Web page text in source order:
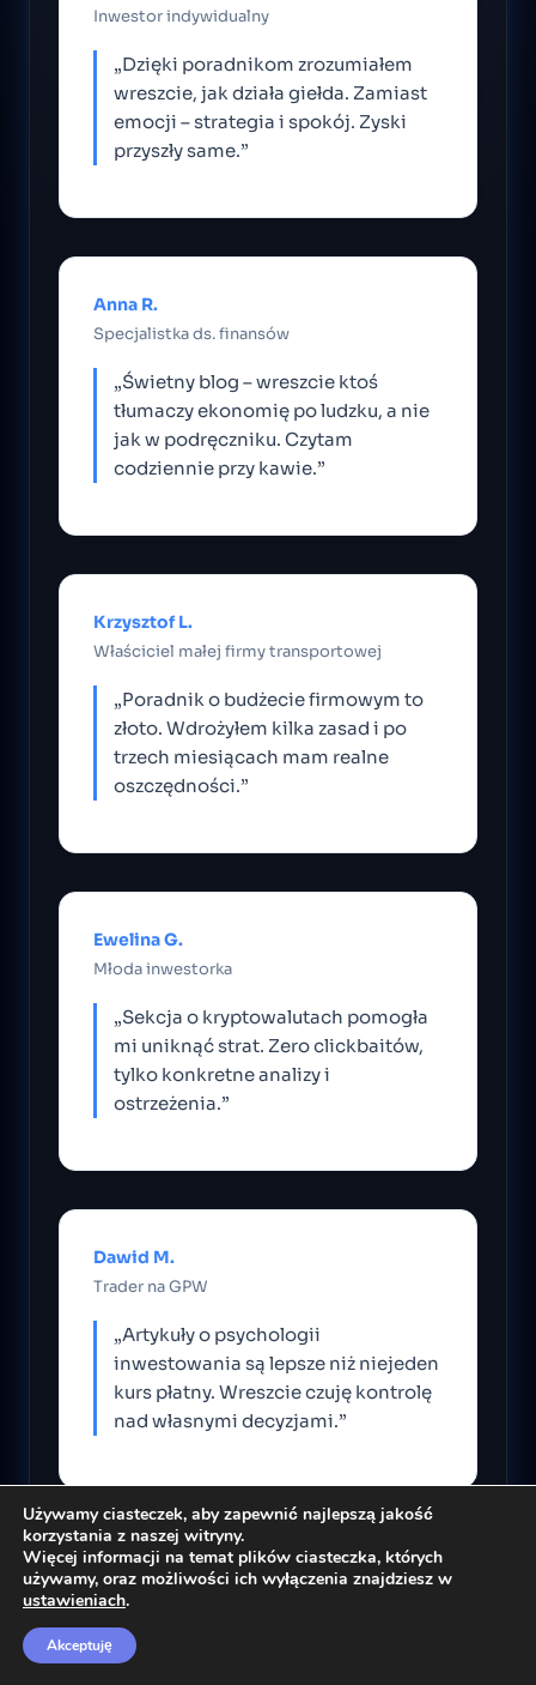
Inwestor indywidualny
„Dzięki poradnikom zrozumiałem
wreszcie, jak działa giełda. Zamiast
emocji – strategia i spokój. Zyski
przyszły same.”
Anna R.
Specjalistka ds. finansów
„Świetny blog – wreszcie ktoś
tłumaczy ekonomię po ludzku, a nie
jak w podręczniku. Czytam
codziennie przy kawie.”
Krzysztof L.
Właściciel małej firmy transportowej
„Poradnik o budżecie firmowym to
złoto. Wdrożyłem kilka zasad i po
trzech miesiącach mam realne
oszczędności.”
Ewelina G.
Młoda inwestorka
„Sekcja o kryptowalutach pomogła
mi uniknąć strat. Zero clickbaitów,
tylko konkretne analizy i
ostrzeżenia.”
Dawid M.
Trader na GPW
„Artykuły o psychologii
inwestowania są lepsze niż niejeden
kurs płatny. Wreszcie czuję kontrolę
nad własnymi decyzjami.”
Paulina T.
Studentka ekonomii
„Ten blog to skarbnica wiedzy dla
Używamy ciasteczek, aby zapewnić najlepszą jakość
korzystania z naszej witryny.
Więcej informacji na temat plików ciasteczka, których
używamy, oraz możliwości ich wyłączenia znajdziesz w
ustawieniach.
Akceptuję